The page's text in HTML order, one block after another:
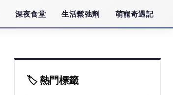
深夜食堂 生活鬆弛劑 萌寵奇遇記
🏷️ 熱門標籤